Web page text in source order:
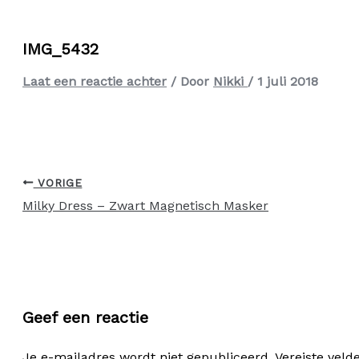
IMG_5432
Laat een reactie achter / Door Nikki / 1 juli 2018
VORIGE
Milky Dress – Zwart Magnetisch Masker
Geef een reactie